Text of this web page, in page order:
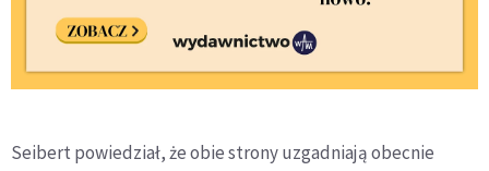
Seibert powiedział, że obie strony uzgadniają obecnie